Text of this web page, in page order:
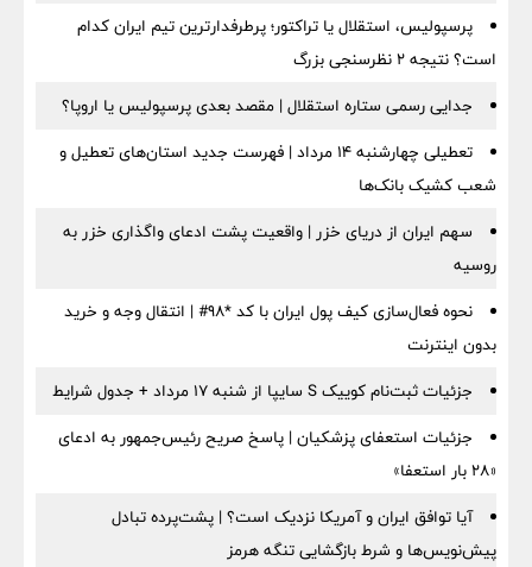
پرسپولیس، استقلال یا تراکتور؛ پرطرفدارترین تیم ایران کدام
است؟ نتیجه ۲ نظرسنجی بزرگ
جدایی رسمی ستاره استقلال | مقصد بعدی پرسپولیس یا اروپا؟
تعطیلی چهارشنبه ۱۴ مرداد | فهرست جدید استان‌های تعطیل و
شعب کشیک بانک‌ها
سهم ایران از دریای خزر | واقعیت پشت ادعای واگذاری خزر به
روسیه
نحوه فعال‌سازی کیف پول ایران با کد *98# | انتقال وجه و خرید
بدون اینترنت
جزئیات ثبت‌نام کوییک S سایپا از شنبه ۱۷ مرداد + جدول شرایط
جزئیات استعفای پزشکیان | پاسخ صریح رئیس‌جمهور به ادعای
«۲۸ بار استعفا»
آیا توافق ایران و آمریکا نزدیک است؟ | پشت‌پرده تبادل
پیش‌نویس‌ها و شرط بازگشایی تنگه هرمز